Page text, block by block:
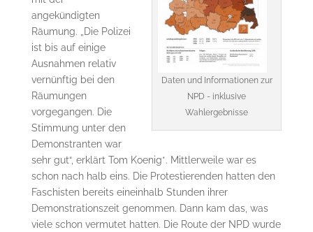
Daten und Informationen zur
NPD - inklusive
Wahlergebnisse
angekündigten
Räumung. „Die Polizei
ist bis auf einige
Ausnahmen relativ
vernünftig bei den
Räumungen
vorgegangen. Die
Stimmung unter den
Demonstranten war
sehr gut“, erklärt Tom Koenig*. Mittlerweile war es
schon nach halb eins. Die Protestierenden hatten den
Faschisten bereits eineinhalb Stunden ihrer
Demonstrationszeit genommen. Dann kam das, was
viele schon vermutet hatten. Die Route der NPD wurde